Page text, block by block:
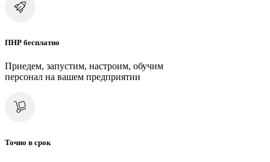
ПНР бесплатно
Приедем, запустим, настроим, обучим
персонал на вашем предприятии
Точно в срок